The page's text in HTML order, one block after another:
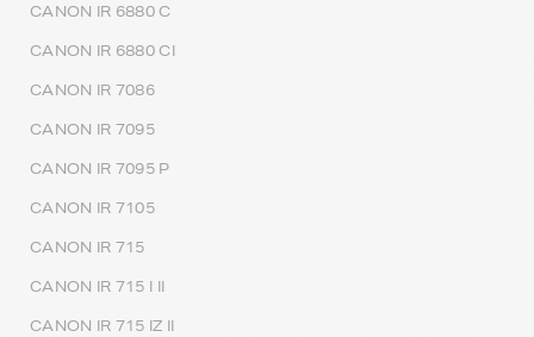
CANON IR 6880 C
CANON IR 6880 CI
CANON IR 7086
CANON IR 7095
CANON IR 7095 P
CANON IR 7105
CANON IR 715
CANON IR 715 I II
CANON IR 715 IZ II